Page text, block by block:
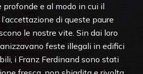
profonde e al modo in cui il
di queste paure
le nostre vite. Sin dai loro
feste illegali in edifici
i Franz Ferdinand sono stati